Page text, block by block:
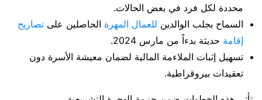
محددة لكل فرد في بعض الحالات.
السماح بجلب الوالدين للعمال المهرة الحاصلين على تصاريح
إقامة حديثة بدءاً من مارس 2024.
تسهيل إثبات الملاءمة المالية لضمان معيشة الأسرة دون
تعقيدات بيروقراطية.